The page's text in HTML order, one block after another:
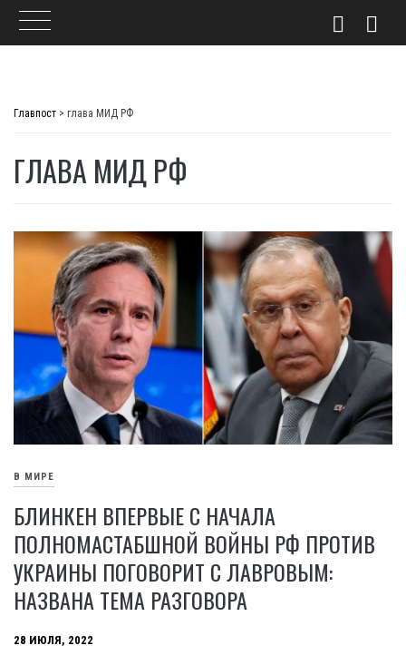
Главпост > глава МИД РФ
ГЛАВА МИД РФ
В МИРЕ
БЛИНКЕН ВПЕРВЫЕ С НАЧАЛА
ПОЛНОМАСТАБШНОЙ ВОЙНЫ РФ ПРОТИВ
УКРАИНЫ ПОГОВОРИТ С ЛАВРОВЫМ:
НАЗВАНА ТЕМА РАЗГОВОРА
28 ИЮЛЯ, 2022